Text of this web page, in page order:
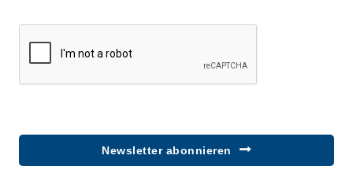
Newsletter abonnieren